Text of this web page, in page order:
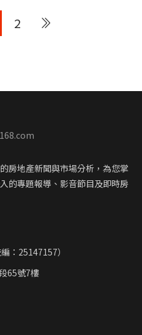
2
房地產新聞與市場分析，為您掌
的專題報導、影音節目及即時房
：25147157）
65號7樓